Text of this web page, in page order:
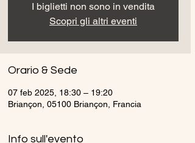
I biglietti non sono in vendita
Scopri gli altri eventi
Orario & Sede
07 feb 2025, 18:30 – 19:20
Briançon, 05100 Briançon, Francia
Info sull'evento